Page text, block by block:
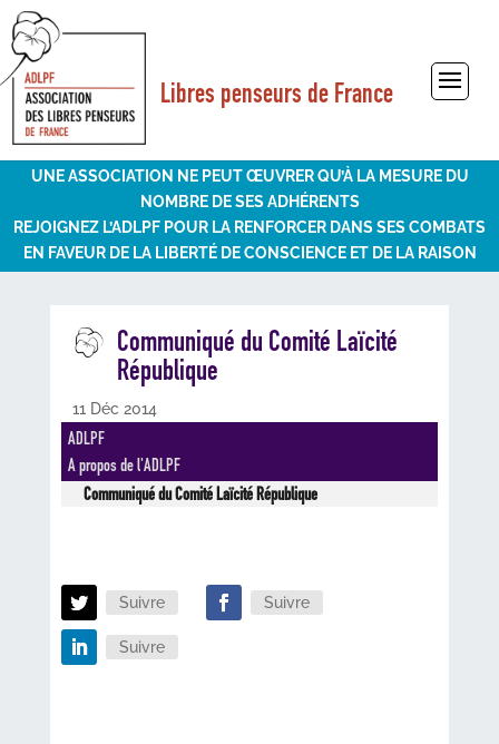
Libres penseurs de France
Sélectionner une page
UNE ASSOCIATION NE PEUT ŒUVRER QU’À LA MESURE DU
NOMBRE DE SES ADHÉRENTS
REJOIGNEZ L’ADLPF POUR LA RENFORCER DANS SES COMBATS
EN FAVEUR DE LA LIBERTÉ DE CONSCIENCE ET DE LA RAISON
Communiqué du Comité Laïcité
République
11 Déc 2014
ADLPF
A propos de l'ADLPF
Communiqué du Comité Laïcité République
Suivre Suivre
Suivre